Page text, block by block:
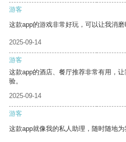
游客
这款app的游戏非常好玩，可以让我消磨
2025-09-14
游客
这款app的酒店、餐厅推荐非常有用，
验。
2025-09-14
游客
这款app就像我的私人助理，随时随地为